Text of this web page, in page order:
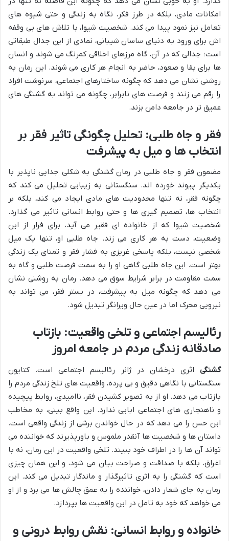
امکانات مادی، بلکه در طرز فکر، نگاه به زندگی و حتی شیوه های
تعامل نیز نمود پیدا می کند. شخصیت شیوا، با تلاش های بی وقفه
اش برای ورود به دنیای ساسان شیبانی، نمادی از این جدال طبقاتی
است؛ جدالی که در آن، گاه مرزهای اخلاقی کمرنگ می شوند و انسان
ها برای بقا و صعود، حاضر به انجام هر کاری می شوند. این رمان به
روشنی نشان می دهد که چگونه ساختارهای اجتماعی، سرنوشت افراد
را رقم می زنند و فرصت های نابرابر، چگونه می تواند به گشنگی های
عمیق تر در جامعه دامن بزند.
فقر و جاه طلبی: تحلیل چگونگی تاثیر فقر بر
انتخاب ها و میل به پیشرفت
مضمون فقر و جاه طلبی در رمان گشنگی به شکلی جدایی ناپذیر با
یکدیگر پیوند خورده اند. سنگستانی به زیبایی تحلیل می کند که
چگونه فقر، نه تنها محدودیت های مادی ایجاد می کند، بلکه بر
انتخاب ها، تصمیم گیری ها و حتی روابط انسانی تاثیر می گذارد.
شخصیت شیوا که از خانواده ای فقیر می آید، برای فرار از این
وضعیت، دست به هر کاری می زند. جاه طلبی او، تنها یک میل
شخصی نیست، بلکه پاسخی غریزی به فشار فقر و تمنای یک زندگی
بهتر است. این جاه طلبی گاهی او را به سمت فرصت طلبی و گاه به
سمت مقاومت در برابر شرایط سوق می دهد. رمان به روشنی نشان
می دهد که چگونه میل به پیشرفت، در بستر فقر، می تواند به
نیرویی محرک اما در عین حال ویرانگر تبدیل شود.
رئالیسم اجتماعی و تلخی واقعیت: بازتاب
صادقانه زندگی مردم در جامعه امروز
گشنگی اثری درخشان در ژانر رئالیسم اجتماعی است. کتایون
سنگستانی با نگاهی دقیق و بی پرده، واقعیت های تلخ زندگی مردم را
بازتاب می دهد. او از به تصویر کشیدن فقر، ناامیدی، روابط پیچیده
و ناهنجاری های اجتماعی ابایی ندارد. این واقع بینی، به مخاطب
این حس را می دهد که در حال خواندن برشی از زندگی واقعی است.
داستان ها و شخصیت ها آنقدر ملموس و باورپذیرند که خواننده می
تواند آن ها را در اطراف خود ببیند. تلخی واقعیت در این رمان، نه با
اغراق، بلکه با صداقت و صراحت بیان می شود، و این همان چیزی
است که گشنگی را به اثری تاثیرگذار و ماندگار تبدیل می کند. این
رمان به جای شعار دادن، خواننده را به عمق چالش ها می برد و از او
می خواهد که خود به تامل در این واقعیت ها بپردازد.
خانواده و روابط انسانی: نقش روابط درونی و